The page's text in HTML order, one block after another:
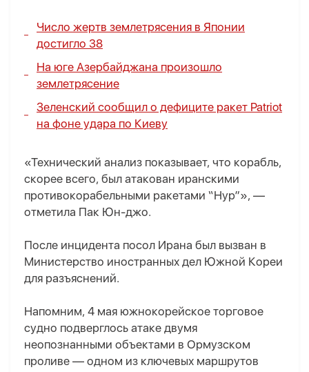
Число жертв землетрясения в Японии
достигло 38
На юге Азербайджана произошло
землетрясение
Зеленский сообщил о дефиците ракет Patriot
на фоне удара по Киеву
«Технический анализ показывает, что корабль,
скорее всего, был атакован иранскими
противокорабельными ракетами “Нур”», —
отметила Пак Юн-джо.
После инцидента посол Ирана был вызван в
Министерство иностранных дел Южной Кореи
для разъяснений.
Напомним, 4 мая южнокорейское торговое
судно подверглось атаке двумя
неопознанными объектами в Ормузском
проливе — одном из ключевых маршрутов